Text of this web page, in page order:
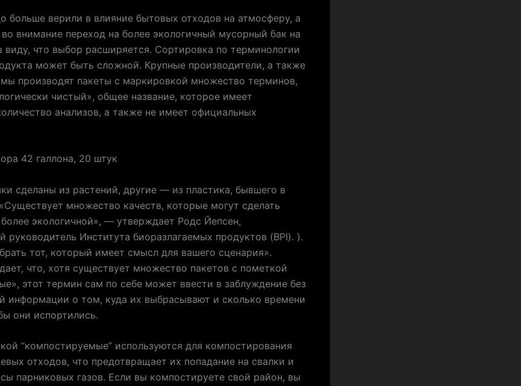
больше верили в влияние бытовых отходов на атмосферу, а
внимание переход на более экологичный мусорный бак на
виду, что выбор расширяется. Сортировка по терминологии
может быть сложной. Крупные производители, а также
производят пакеты с маркировкой множество терминов,
чистый», общее название, которое имеет
анализов, а также не имеет официальных
42 галлона, 20 штук
сделаны из растений, другие — из пластика, бывшего в
множество качеств, которые могут сделать
экологичной», — утверждает Родс Йепсен,
руководитель Института биоразлагаемых продуктов (BPI). ).
тот, который имеет смысл для вашего сценария».
что, хотя существует множество пакетов с пометкой
этот термин сам по себе может ввести в заблуждение без
информации о том, куда их выбрасывают и сколько времени
они испортились.
“компостируемые” используются для компостирования
отходов, что предотвращает их попадание на свалки и
парниковых газов. Если вы компостируете свой район, вы